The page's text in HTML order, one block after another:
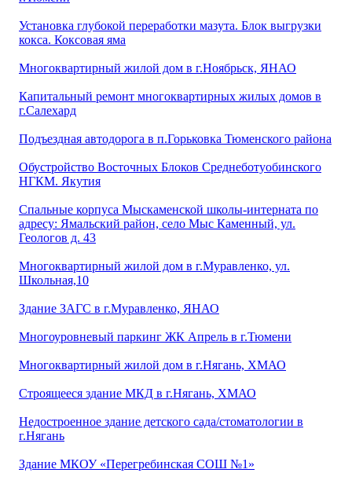
Установка глубокой переработки мазута. Блок выгрузки
кокса. Коксовая яма
Многоквартирный жилой дом в г.Ноябрьск, ЯНАО
Капитальный ремонт многоквартирных жилых домов в
г.Салехард
Подъездная автодорога в п.Горьковка Тюменского района
Обустройство Восточных Блоков Среднеботуобинского
НГКМ. Якутия
Спальные корпуса Мыскаменской школы-интерната по
адресу: Ямальский район, село Мыс Каменный, ул.
Геологов д. 43
Многоквартирный жилой дом в г.Муравленко, ул.
Школьная,10
Здание ЗАГС в г.Муравленко, ЯНАО
Многоуровневый паркинг ЖК Апрель в г.Тюмени
Многоквартирный жилой дом в г.Нягань, ХМАО
Строящееся здание МКД в г.Нягань, ХМАО
Недостроенное здание детского сада/стоматологии в
г.Нягань
Здание МКОУ «Перегребинская СОШ №1»